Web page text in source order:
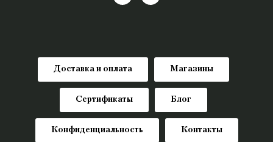
Доставка и оплата Магазины
Сертификаты Блог
Конфиденциальность Контакты